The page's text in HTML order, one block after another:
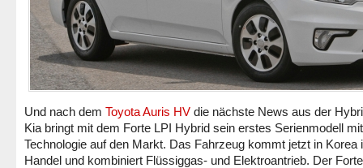
Und nach dem Toyota Auris HV die nächste News aus der
Kia bringt mit dem Forte LPI Hybrid sein erstes Serienmodell
Technologie auf den Markt. Das Fahrzeug kommt jetzt in Korea
Handel und kombiniert Flüssiggas- und Elektroantrieb. Der